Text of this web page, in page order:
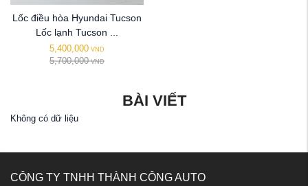
Lốc điều hòa Hyundai Tucson
Lốc lạnh Tucson ...
5,400,000 VND
5,700,000 VND
BÀI VIẾT
Không có dữ liệu
CÔNG TY TNHH THÀNH CÔNG AUTO